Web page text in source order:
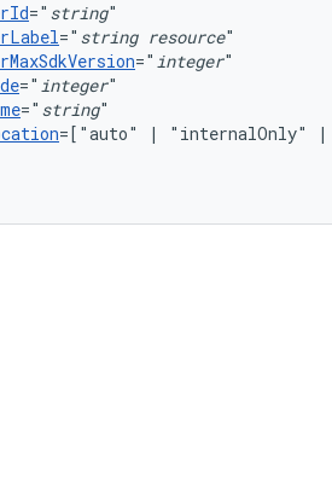
=" string
=" string resource"
=" integer
=" integer
=" string
=["auto" | "internalOnly" |